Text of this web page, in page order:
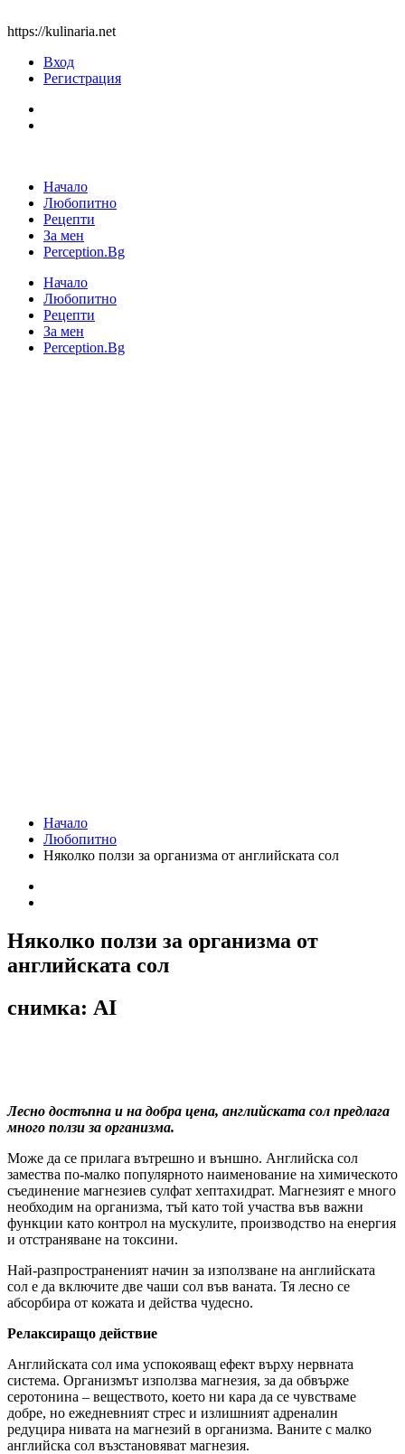
https://kulinaria.net
Вход
Регистрация
Начало
Любопитно
Рецепти
За мен
Perception.Bg
Начало
Любопитно
Рецепти
За мен
Perception.Bg
Начало
Любопитно
Няколко ползи за организма от английската сол
Няколко ползи за организма от
английската сол
снимка: AI
Лесно достъпна и на добра цена, английската сол предлага
много ползи за организма.
Може да се прилага вътрешно и външно. Английска сол
замества по-малко популярното наименование на химическото
съединение магнезиев сулфат хептахидрат. Магнезият е много
необходим на организма, тъй като той участва във важни
функции като контрол на мускулите, производство на енергия
и отстраняване на токсини.
Най-разпространеният начин за използване на английската
сол е да включите две чаши сол във ваната. Тя лесно се
абсорбира от кожата и действа чудесно.
Релаксиращо действие
Английската сол има успокояващ ефект върху нервната
система. Организмът използва магнезия, за да обвърже
серотонина – веществото, което ни кара да се чувстваме
добре, но ежедневният стрес и излишният адреналин
редуцира нивата на магнезий в организма. Ваните с малко
английска сол възстановяват магнезия.